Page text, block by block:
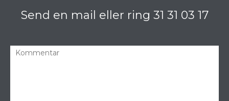
Send en mail eller ring 31 31 03 17